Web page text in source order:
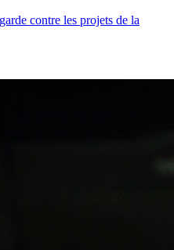
contre les projets de la